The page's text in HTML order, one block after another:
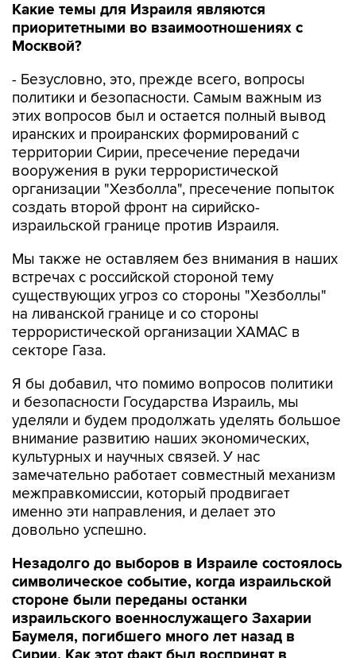
Какие темы для Израиля являются
приоритетными во взаимоотношениях с
Москвой?
- Безусловно, это, прежде всего, вопросы
политики и безопасности. Самым важным из
этих вопросов был и остается полный вывод
иранских и проиранских формирований с
территории Сирии, пресечение передачи
вооружения в руки террористической
организации "Хезболла", пресечение попыток
создать второй фронт на сирийско-
израильской границе против Израиля.
Мы также не оставляем без внимания в наших
встречах с российской стороной тему
существующих угроз со стороны "Хезболлы"
на ливанской границе и со стороны
террористической организации ХАМАС в
секторе Газа.
Я бы добавил, что помимо вопросов политики
и безопасности Государства Израиль, мы
уделяли и будем продолжать уделять большое
внимание развитию наших экономических,
культурных и научных связей. У нас
замечательно работает совместный механизм
межправкомиссии, который продвигает
именно эти направления, и делает это
довольно успешно.
Незадолго до выборов в Израиле состоялось
символическое событие, когда израильской
стороне были переданы останки
израильского военнослужащего Захарии
Баумеля, погибшего много лет назад в